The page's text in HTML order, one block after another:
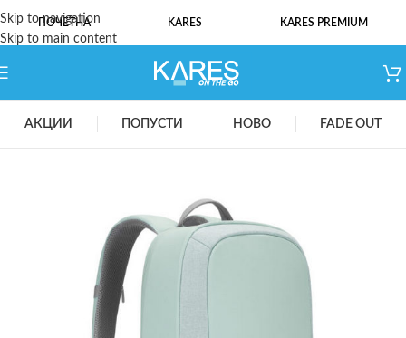
Skip to navigation
Skip to main content
ПОЧЕТНА KARES KARES PREMIUM
АКЦИИ ПОПУСТИ НОВО FADE OUT